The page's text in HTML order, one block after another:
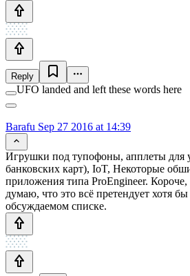
Reply
UFO landed and left these words here
Barafu Sep 27 2016 at 14:39
Игрушки под тупофоны, апплеты для
банковских карт), IoT, Некоторые
приложения типа ProEngineer.
думаю, что это всё претендует хотя
обсуждаемом списке.